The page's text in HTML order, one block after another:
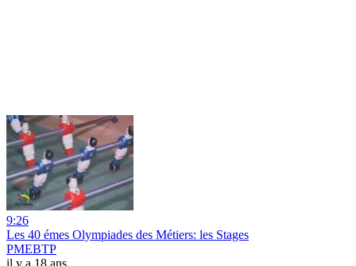
9:26
Les 40 émes Olympiades des Métiers: les Stages
PMEBTP